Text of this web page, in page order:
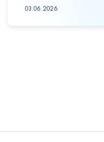
03.06.2026